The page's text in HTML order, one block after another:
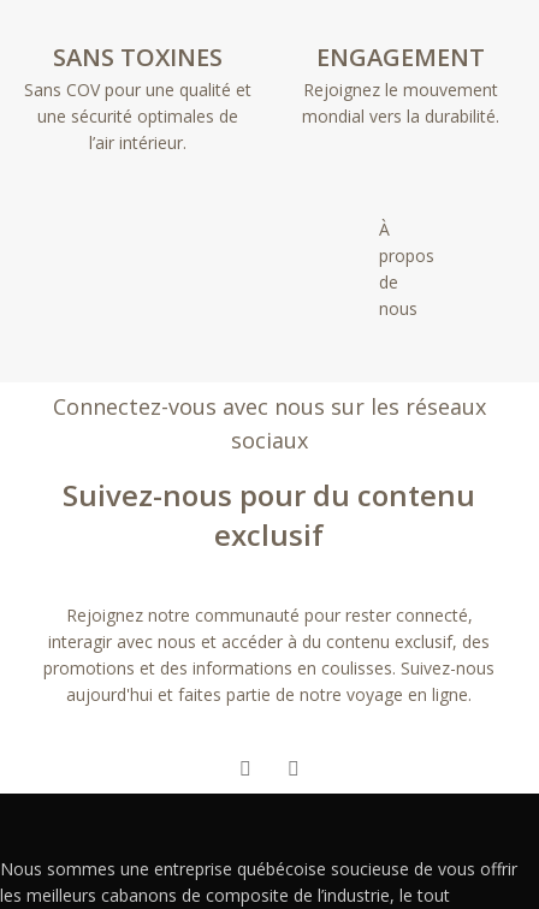
SANS TOXINES
Sans COV pour une qualité et
une sécurité optimales de
l’air intérieur.
ENGAGEMENT
Rejoignez le mouvement
mondial vers la durabilité.
À
propos
de
nous
Connectez-vous avec nous sur les réseaux
sociaux
Suivez-nous pour du contenu
exclusif
Rejoignez notre communauté pour rester connecté,
interagir avec nous et accéder à du contenu exclusif, des
promotions et des informations en coulisses. Suivez-nous
aujourd'hui et faites partie de notre voyage en ligne.
Nous sommes une entreprise québécoise soucieuse de vous offrir
les meilleurs cabanons de composite de l’industrie, le tout